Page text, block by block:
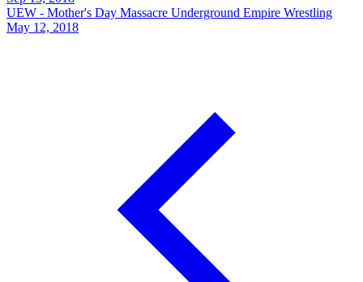
UEW - Mother's Day Massacre Underground Empire Wrestling
May 12, 2018